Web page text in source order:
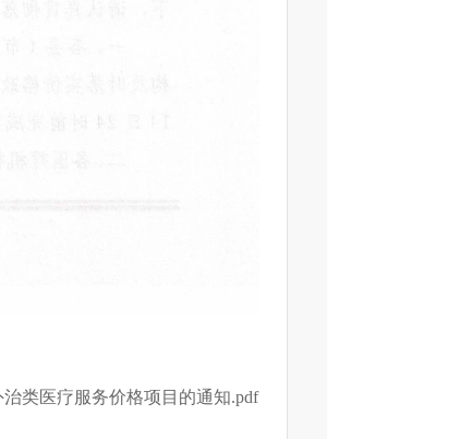
类医疗服务价格项目的通知.pdf